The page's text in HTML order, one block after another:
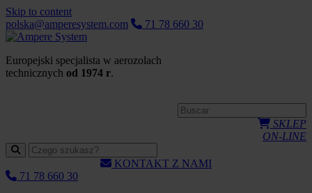
Skip to content
polska@amperesystem.com
71 78 660 30
Europejski specjalista w aerozolach
technicznych od 1974 r.
SKLEP
ON-LINE
KONTAKT Z NAMI
71 78 660 30